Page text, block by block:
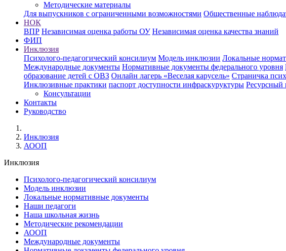
Методические материалы
Для выпускников с ограниченными возможностями Общественные
НОК
ВПР Независимая оценка работы ОУ Независимая оценка качества знаний
ФИП
Инклюзия
Психолого-педагогический консилиум Модель инклюзии Локальные
Международные документы Нормативные документы федерального уровня
образование детей с ОВЗ Онлайн лагерь «Веселая карусель» Страничка
Инклюзивные практики паспорт доступности инфраскуруктуры Ресурсный
Консультации
Контакты
Руководство
Инклюзия
АООП
Инклюзия
Психолого-педагогический консилиум
Модель инклюзии
Локальные нормативные документы
Наши педагоги
Наша школьная жизнь
Методические рекомендации
АООП
Международные документы